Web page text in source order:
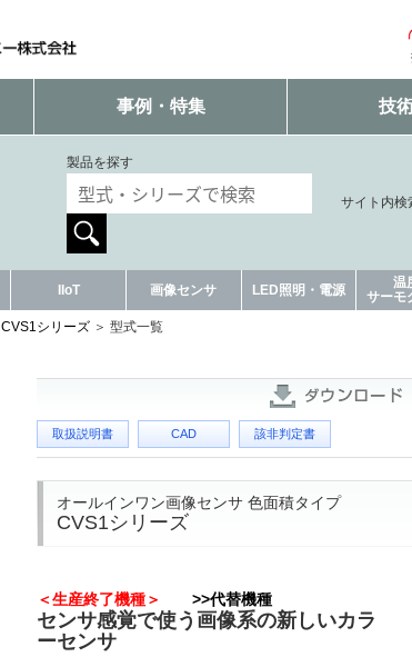
事例・特集 技
製品を探す
サイト内検
IIoT 画像センサ LED照明・電源
温
サーモ
CVS1シリーズ 型式一覧
取扱説明書 CAD 該非判定書
オールインワン画像センサ 色面積タイプ
CVS1シリーズ
＜生産終了機種＞ >>代替機種
センサ感覚で使う画像系の新しいカラ
ーセンサ